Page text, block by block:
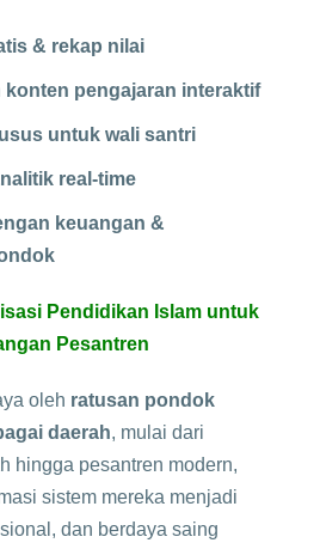
& rekap nilai
konten pengajaran interaktif
untuk wali santri
real-time
keuangan &
Pendidikan Islam untuk
Pesantren
oleh ratusan pondok
daerah, mulai dari
hingga pesantren modern,
sistem mereka menjadi
dan berdaya saing